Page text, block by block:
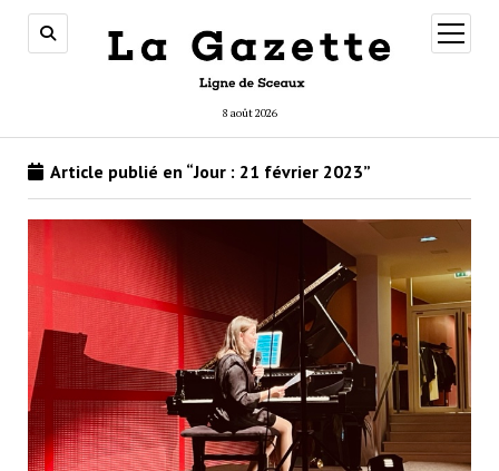
8 août 2026
ouvrir
menu
Article publié en “Jour : 21 février 2023”